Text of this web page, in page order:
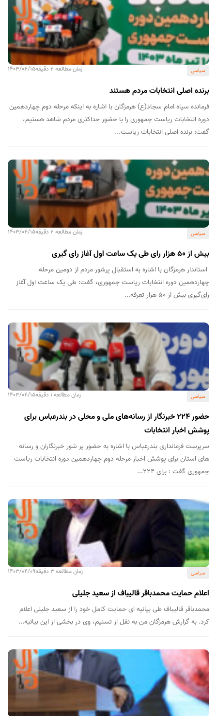
سیاسی زمان مطالعه 2 دقیقه 1403/04/15
برنده اصلی انتخابات مردم هستند
فرمانده سپاه امام سجاد(ع) هرمزگان با اشاره به اینکه مرحله دوم چهاردهمین
دوره انتخابات ریاست جمهوری را با حضور حداکثری مردم شاهد هستیم،
گفت: برنده اصلی انتخابات ریاست...
سیاسی زمان مطالعه 2 دقیقه 1403/04/15
بیش از ۵۰ هزار رای طی یک ساعت اول آغاز رای گیری
استاندار هرمزگان با اشاره به استقبال پرشور مردم از دومین مرحله
چهاردهمین دوره انتخابات ریاست جمهوری، گفت: طی یک ساعت اول آغاز
رای‌گیری بیش از ۵۰ هزار تعرفه...
سیاسی زمان مطالعه 1 دقیقه 1403/04/15
حضور 224 خبرنگار از رسانه‌های ملی و محلی در بندرعباس برای
پوشش اخبار انتخابات
سرپرست فرمانداری بندرعباس با اشاره به حضور پر شور خبرنگاران و رسانه
های استان برای پوشش اخبار مرحله دوم چهاردهمین دوره انتخابات ریاست
جمهوری گفت : برای 224...
سیاسی زمان مطالعه 3 دقیقه 1403/04/09
اعلام حمایت محمدباقر قالیباف از سعید جلیلی
محمدباقر قالیباف طی بیانیه ای حمایت کامل خود را از سعید جلیلی اعلام
کرد. به گزارش هرمزگان من به نقل از تسنیم، وی در بخشی از این بیانیه...